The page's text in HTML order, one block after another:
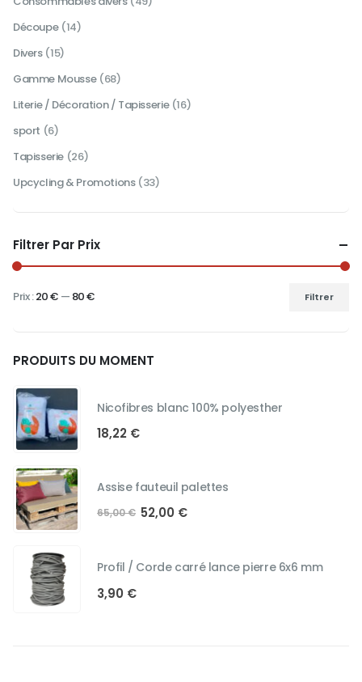
Découpe (14)
Divers (15)
Gamme Mousse (68)
Literie / Décoration / Tapisserie (16)
sport (6)
Tapisserie (26)
Upcycling & Promotions (33)
Filtrer Par Prix
Filtrer
Prix :20 € — 80 €
PRODUITS DU MOMENT
Nicofibres blanc 100% polyesther
18,22 €
Assise fauteuil palettes
65,00€ Le
était :
65,00 €.
52,00 €Le
est :
52,00 €.
Profil / Corde carré lance pierre 6x6 mm
3,90 €